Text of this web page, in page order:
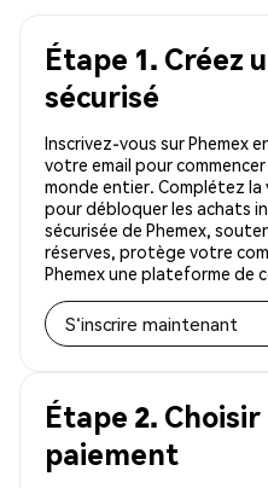
Étape 1. Créez
sécurisé
Inscrivez-vous sur Phemex
votre email pour
monde entier. Complétez
pour débloquer les achats
sécurisée de Phemex,
réserves, protège votre
Phemex une plateforme de
S'inscrire maintenant
Étape 2.
paiement